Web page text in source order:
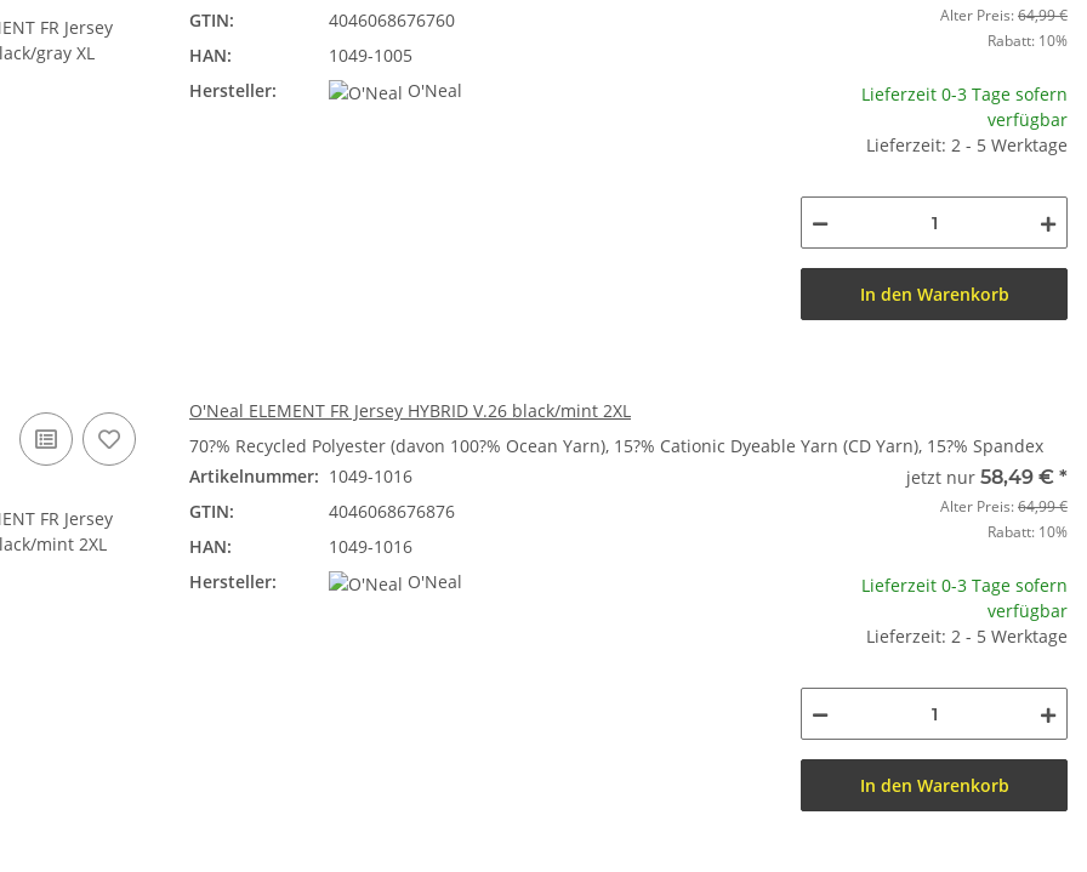
GTIN:
4046068676760
HAN:
1049-1005
Hersteller:
O'Neal
Alter Preis:64,99 €
Rabatt: 10%
Lieferzeit 0-3 Tage sofern
verfügbar
Lieferzeit: 2 - 5 Werktage
In den Warenkorb
O'Neal ELEMENT FR Jersey HYBRID V.26 black/mint 2XL
70?% Recycled Polyester (davon 100?% Ocean Yarn), 15?% Cationic Dyeable Yarn (CD Yarn), 15?% Spandex
Artikelnummer: 1049-1016
GTIN:
4046068676876
HAN:
1049-1016
Hersteller:
O'Neal
jetzt nur 58,49 € *
Alter Preis:64,99 €
Rabatt: 10%
Lieferzeit 0-3 Tage sofern
verfügbar
Lieferzeit: 2 - 5 Werktage
In den Warenkorb